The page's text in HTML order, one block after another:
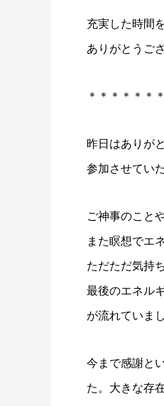
充実した時間
ありがとうご
＊＊＊＊＊＊
昨日はありが
参加させてい
ご神事のこと
また瞑想でエ
ただただ気持
最後のエネル
が流れていまし
今まで感謝と
た。大きな存